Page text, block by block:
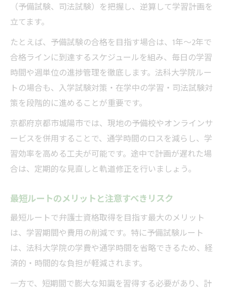
（予備試験、司法試験）を把握し、逆算して学習計画を
立てます。
たとえば、予備試験の合格を目指す場合は、1年〜2年で
合格ラインに到達するスケジュールを組み、毎日の学習
時間や週単位の進捗管理を徹底します。法科大学院ルー
トの場合も、入学試験対策・在学中の学習・司法試験対
策を段階的に進めることが重要です。
京都府京都市城陽市では、現地の予備校やオンラインサ
ービスを併用することで、通学時間のロスを減らし、学
習効率を高める工夫が可能です。途中で計画が遅れた場
合は、定期的な見直しと軌道修正を行いましょう。
最短ルートのメリットと注意すべきリスク
最短ルートで弁護士資格取得を目指す最大のメリット
は、学習期間や費用の削減です。特に予備試験ルート
は、法科大学院の学費や通学時間を省略できるため、経
済的・時間的な負担が軽減されます。
一方で、短期間で膨大な知識を習得する必要があり、計